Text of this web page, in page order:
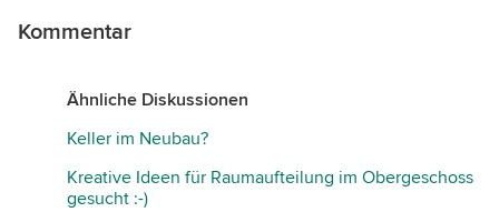
Kommentar
Ähnliche Diskussionen
Keller im Neubau?
Kreative Ideen für Raumaufteilung im Obergeschoss
gesucht :-)